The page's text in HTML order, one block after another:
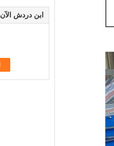
ابن دردش الآن